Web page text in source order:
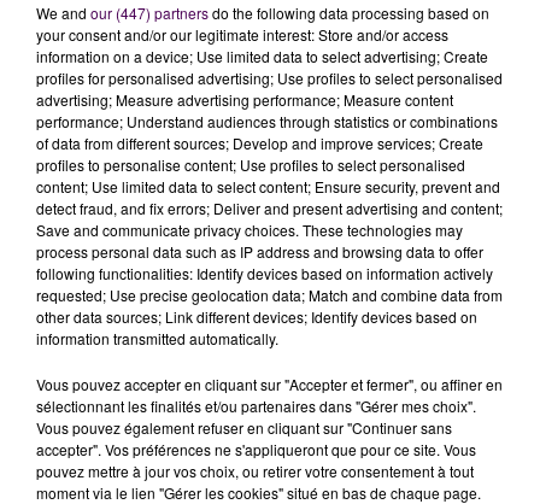
La conductrice du véhicule, qui avait pris la fuite
juste après les faits, a été finalement été interpellée
un peu plus tard, à Buchy par la gendarmerie.Née
en 1977, elle a été placée en garde à vue.La police
judicaire de Rouen a été saisie de l’enquête.
À LA UNE
We and our (447) partnersdo the following data processing based on
your consent and/or our legitimate interest: Store and/or access
information on a device; Use limited data to select advertising; Create
profiles for personalised advertising; Use profiles to select personalised
advertising; Measure advertising performance; Measure content
performance; Understand audiences through statistics or combinations
of data from different sources; Develop and improve services; Create
profiles to personalise content; Use profiles to select personalised
content; Use limited data to select content; Ensure security, prevent and
detect fraud, and fix errors; Deliver and present advertising and content;
Save and communicate privacy choices. These technologies may
process personal data such as IP address and browsing data to offer
following functionalities: Identify devices based on information actively
requested; Use precise geolocation data; Match and combine data from
other data sources; Link different devices; Identify devices based on
information transmitted automatically.
Vous pouvez accepter en cliquant sur "Accepter et fermer", ou affiner en
sélectionnant les finalités et/ou partenaires dans "Gérer mes choix".
Vous pouvez également refuser en cliquant sur "Continuer sans
accepter". Vos préférences ne s'appliqueront que pour ce site. Vous
pouvez mettre à jour vos choix, ou retirer votre consentement à tout
moment via le lien "Gérer les cookies" situé en bas de chaque page.